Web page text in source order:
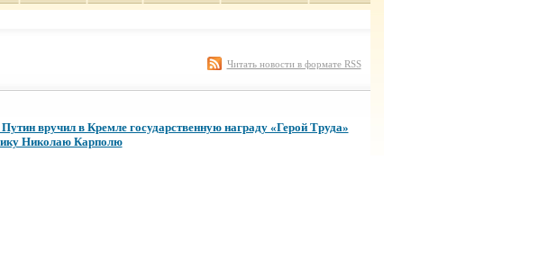
Читать новости в формате RSS
вручил в Кремле государственную награду «Герой Труда»
Николаю Карполю